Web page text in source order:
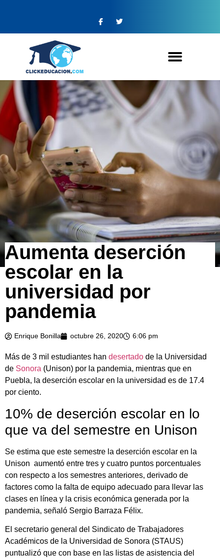
Aumenta deserción
escolar en la
universidad por
pandemia
Enrique Bonilla octubre 26, 2020 6:06 pm
Más de 3 mil estudiantes han desertado de la Universidad
de Sonora (Unison) por la pandemia, mientras que en
Puebla, la deserción escolar en la universidad es de 17.4
por ciento.
10% de deserción escolar en lo
que va del semestre en Unison
Se estima que este semestre la deserción escolar en la
Unison aumentó entre tres y cuatro puntos porcentuales
con respecto a los semestres anteriores, derivado de
factores como la falta de equipo adecuado para llevar las
clases en línea y la crisis económica generada por la
pandemia, señaló Sergio Barraza Félix.
El secretario general del Sindicato de Trabajadores
Académicos de la Universidad de Sonora (STAUS)
puntualizó que con base en las listas de asistencia del